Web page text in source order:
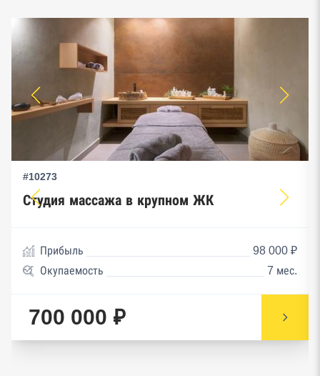
#10273
Студия массажа в крупном ЖК
Прибыль
98 000 ₽
Окупаемость
7 мес.
700 000 ₽